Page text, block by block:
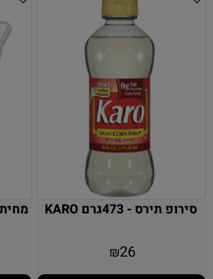
סירופ תירס - 473גרם KARO
₪26